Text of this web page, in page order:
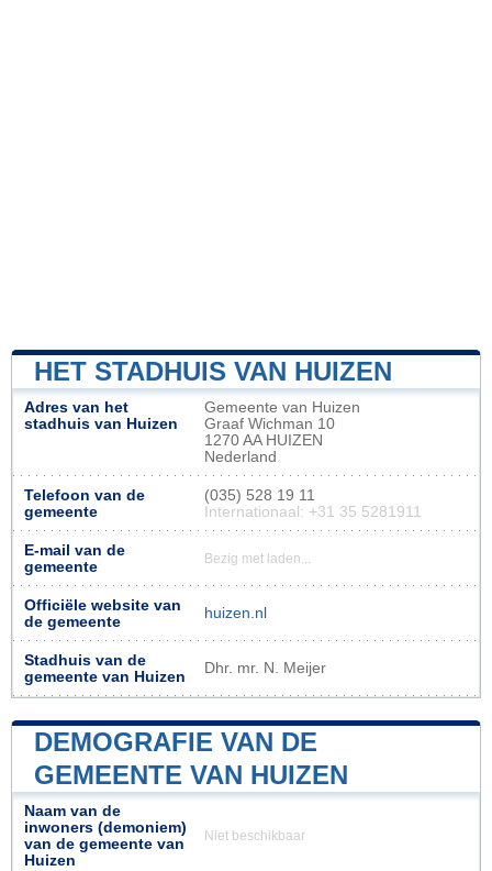
HET STADHUIS VAN HUIZEN
Adres van het
stadhuis van Huizen
Gemeente van Huizen
Graaf Wichman 10
1270 AA HUIZEN
Nederland
Telefoon van de
gemeente
(035) 528 19 11
Internationaal: +31 35 5281911
E-mail van de
gemeente
Bezig met laden...
Officiële website van
de gemeente
huizen.nl
Stadhuis van de
gemeente van Huizen
Dhr. mr. N. Meijer
DEMOGRAFIE VAN DE
GEMEENTE VAN HUIZEN
Naam van de
inwoners (demoniem)
van de gemeente van
Huizen
Niet beschikbaar